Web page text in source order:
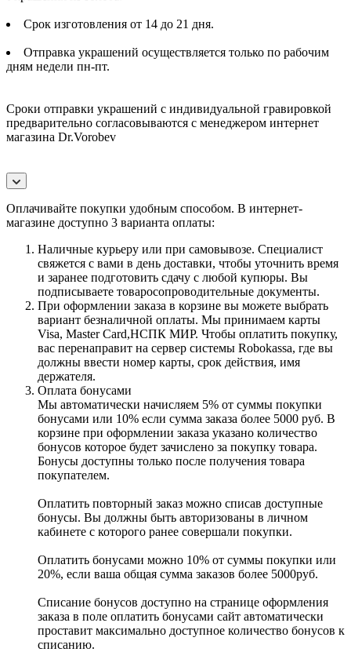
Срок изготовления от 14 до 21 дня.
Отправка украшений осуществляется только по рабочим
дням недели пн-пт.
Сроки отправки украшений с индивидуальной гравировкой
предварительно согласовываются с менеджером интернет
магазина Dr.Vorobev
Оплачивайте покупки удобным способом. В интернет-
магазине доступно 3 варианта оплаты:
Наличные курьеру или при самовывозе. Специалист
свяжется с вами в день доставки, чтобы уточнить время
и заранее подготовить сдачу с любой купюры. Вы
подписываете товаросопроводительные документы.
При оформлении заказа в корзине вы можете выбрать
вариант безналичной оплаты. Мы принимаем карты
Visa, Master Card,НСПК МИР. Чтобы оплатить покупку,
вас перенаправит на сервер системы Robokassa, где вы
должны ввести номер карты, срок действия, имя
держателя.
Оплата бонусами
Мы автоматически начисляем 5% от суммы покупки
бонусами или 10% если сумма заказа более 5000 руб. В
корзине при оформлении заказа указано количество
бонусов которое будет зачислено за покупку товара.
Бонусы доступны только после получения товара
покупателем.
Оплатить повторный заказ можно списав доступные
бонусы. Вы должны быть авторизованы в личном
кабинете с которого ранее совершали покупки.
Оплатить бонусами можно 10% от суммы покупки или
20%, если ваша общая сумма заказов более 5000руб.
Списание бонусов доступно на странице оформления
заказа в поле оплатить бонусами сайт автоматически
проставит максимально доступное количество бонусов к
списанию.